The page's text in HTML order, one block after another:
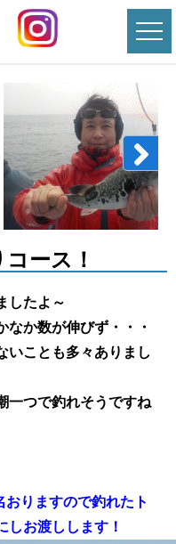
ース！
したよ～
なか数が伸びず・・・
いことも多々ありまし
一つで釣れそうですね
りますので釣れたト
しお渡しします！